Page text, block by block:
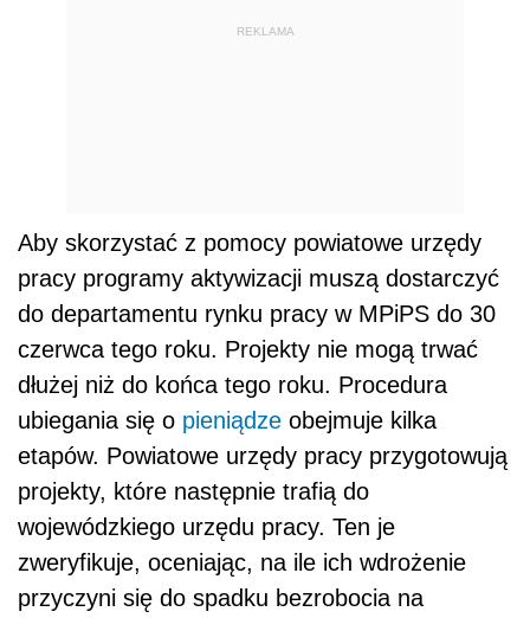
REKLAMA
Aby skorzystać z pomocy powiatowe urzędy
pracy programy aktywizacji muszą dostarczyć
do departamentu rynku pracy w MPiPS do 30
czerwca tego roku. Projekty nie mogą trwać
dłużej niż do końca tego roku. Procedura
ubiegania się o pieniądze obejmuje kilka
etapów. Powiatowe urzędy pracy przygotowują
projekty, które następnie trafią do
wojewódzkiego urzędu pracy. Ten je
zweryfikuje, oceniając, na ile ich wdrożenie
przyczyni się do spadku bezrobocia na